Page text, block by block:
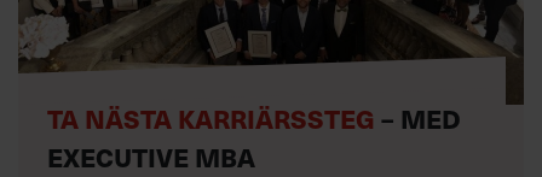
TA NÄSTA KARRIÄRSSTEG – MED
EXECUTIVE MBA